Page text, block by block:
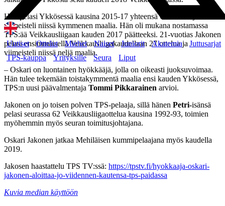
Uutiset Ottelut Miehet Naiset Juniorit Akatemia
Juttusarjat
TPS-kauppa
Yrityksille Seura Liput
Hän pelasi Ykkösessä kausina 2015-17 yhteensä 66 ottelua ja
viimeisteli niissä kymmenen maalia. Hän oli mukana nostamassa
TPS:ää Veikkausliigaan kauden 2017 päätteeksi. 21-vuotias Jakonen
pelasi ensimmäisellä Veikkausliigakaudellaan 27 ottelua ja
viimeisteli niissä neljä maalia.
– Oskari on luontainen hyökkääjä, jolla on oikeasti juoksuvoimaa.
Hän tulee tekemään toistakymmentä maalia ensi kauden Ykkösessä,
TPS:n uusi päävalmentaja Tommi Pikkarainen arvioi.
Jakonen on jo toisen polven TPS-pelaaja, sillä hänen Petri-isänsä
pelasi seurassa 62 Veikkausliigaottelua kausina 1992-93, toimien
myöhemmin myös seuran toimitusjohtajana.
Oskari Jakonen jatkaa Mehiläisen kummipelaajana myös kaudella
2019.
Jakosen haastattelu TPS TV:ssä: https://tpstv.fi/hyokkaaja-oskari-
jakonen-aloittaa-jo-viidennen-kautensa-tps-paidassa
Kuvia median käyttöön